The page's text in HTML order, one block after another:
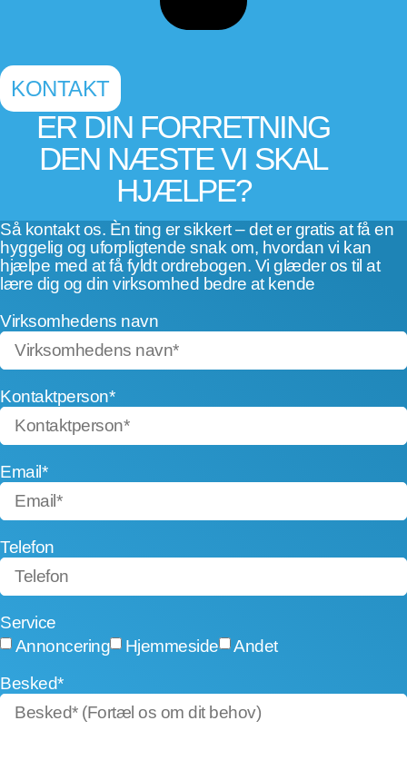
KONTAKT
ER DIN FORRETNING
DEN NÆSTE VI SKAL
HJÆLPE?
Så kontakt os. Èn ting er sikkert – det er gratis at få en
hyggelig og uforpligtende snak om, hvordan vi kan
hjælpe med at få fyldt ordrebogen. Vi glæder os til at
lære dig og din virksomhed bedre at kende
Virksomhedens navn
Kontaktperson*
Email*
Telefon
Service
Annoncering
Hjemmeside
Andet
Besked*